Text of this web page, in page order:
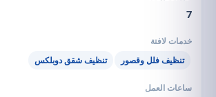
7
تنظيف فلل وقصور تنظيف شقق دوبلكس